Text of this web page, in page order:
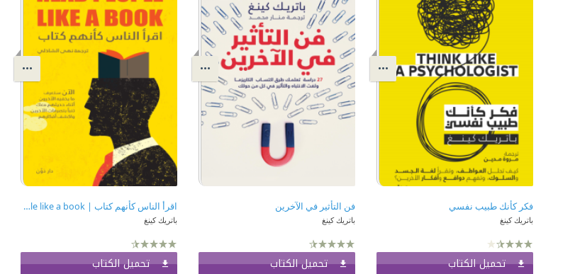
فكر كأنك طبيب نفسي
باتريك كينغ
تحميل الكتاب
فن التأثير في الآخرين
باتريك كينغ
تحميل الكتاب
اقرأ الناس كأنهم كتاب | Read people like a book
باتريك كينغ
تحميل الكتاب